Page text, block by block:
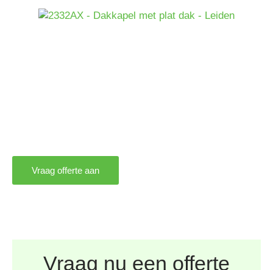
Vraag offerte aan
Vraag nu een offerte